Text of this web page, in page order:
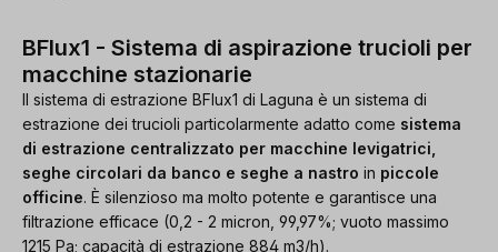
BFlux1 - Sistema di aspirazione trucioli per
macchine stazionarie
Il sistema di estrazione BFlux1 di Laguna è un sistema di
estrazione dei trucioli particolarmente adatto come sistema
di estrazione centralizzato per macchine levigatrici,
seghe circolari da banco e seghe a nastro in piccole
officine. È silenzioso ma molto potente e garantisce una
filtrazione efficace (0,2 - 2 micron, 99,97%; vuoto massimo
1215 Pa; capacità di estrazione 884 m3/h).